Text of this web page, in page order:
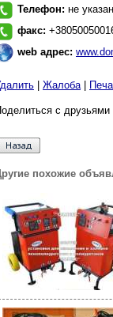
Телефон: не указан
факс:
web адрес:
Жалоба|
с
похожие